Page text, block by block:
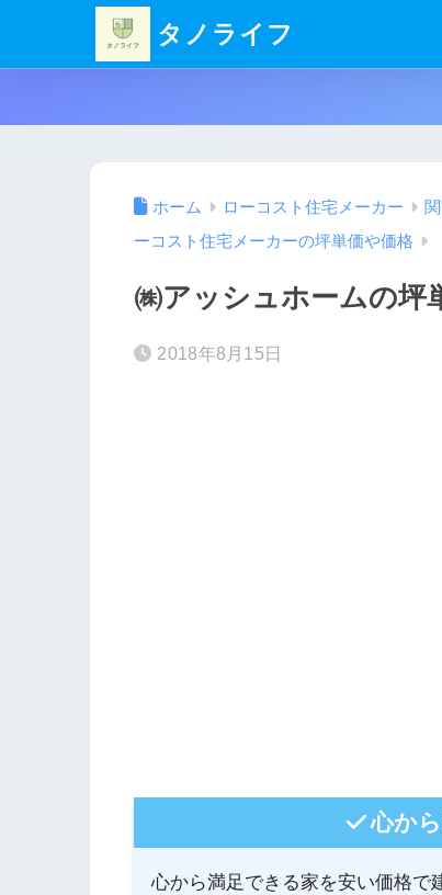
タノライフ
ホーム ローコスト住宅メーカー
ーコスト住宅メーカーの坪単価や価格
㈱アッシュホームの坪
2018年8月15日
心か
心から満足できる家を安い価格で